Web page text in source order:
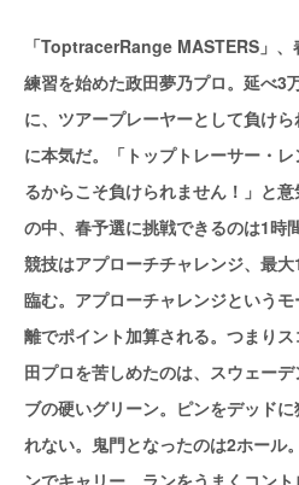
「ToptracerRange MASTERS」
練習を始めた政田夢乃プロ。延べ3
に、ツアープレーヤーとして負け
に本気だ。「トップトレーサー・
るからこそ負けられません！」と
の中、春予選に挑戦できるのは1時間
競技はアプローチチャレンジ、最
臨む。アプローチャレンジという
離でポイント加算される。つまり
田プロを苦しめたのは、スウェー
ブの硬いグリーン。ピンをデッド
れない。鬼門となったのは2ホール
ンでキャリー、ランをうまくコント